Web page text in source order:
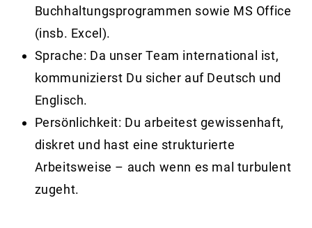
Buchhaltungsprogrammen sowie MS Office
(insb. Excel).
Sprache: Da unser Team international ist,
kommunizierst Du sicher auf Deutsch und
Englisch.
Persönlichkeit: Du arbeitest gewissenhaft,
diskret und hast eine strukturierte
Arbeitsweise – auch wenn es mal turbulent
zugeht.